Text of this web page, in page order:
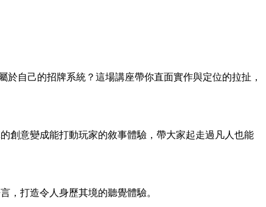
自己的招牌系統？這場講座帶你直面實作與定位的拉扯，
創意變成能打動玩家的敘事體驗，帶大家起走過凡人也能
，打造令人身歷其境的聽覺體驗。